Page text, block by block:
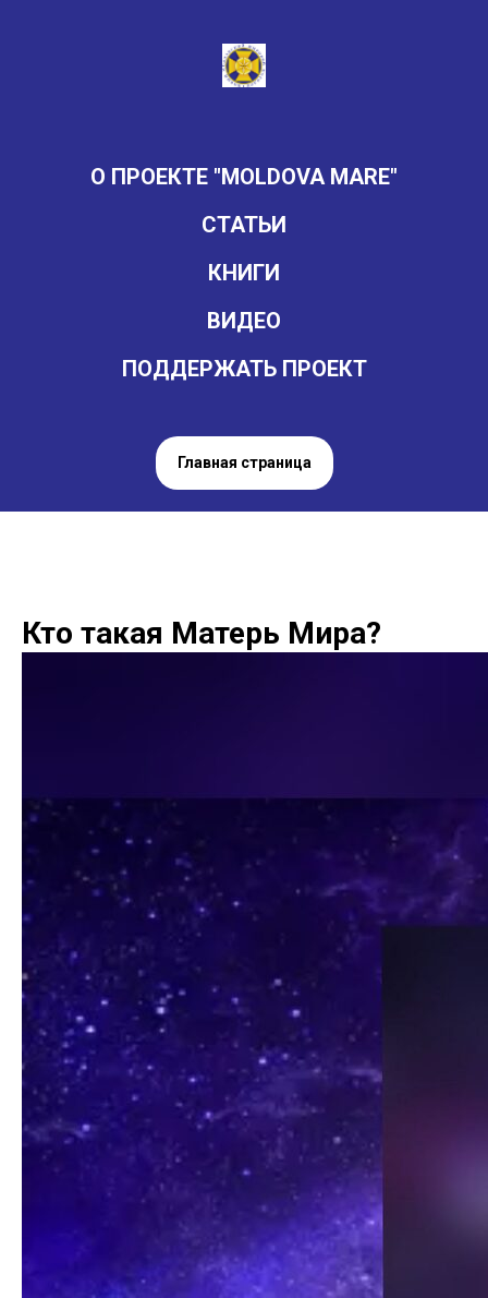
О ПРОЕКТЕ "MOLDOVA MARE"
СТАТЬИ
КНИГИ
ВИДЕО
ПОДДЕРЖАТЬ ПРОЕКТ
Главная страница
Кто такая Матерь Мира?